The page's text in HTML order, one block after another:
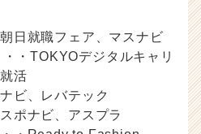
日就職フェア、マスナビ
・TOKYOデジタルキャリ
活
ビ、レバテック
ポナビ、アスプラ